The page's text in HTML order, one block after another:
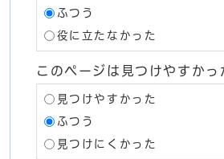
ふつう
役に立たなかった
このページは見つけやすかっ
見つけやすかった
ふつう
見つけにくかった